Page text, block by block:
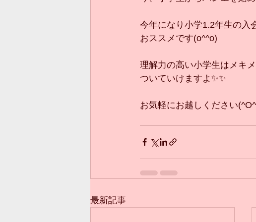
今年になり小学1.2年生の入
おススメです(o^^o)
理解力の高い小学生はメキ
ついていけますよ✨✨
お気軽にお越しください
最新記事